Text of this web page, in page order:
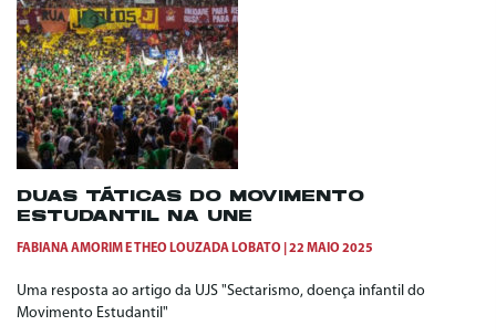
DUAS TÁTICAS DO MOVIMENTO
ESTUDANTIL NA UNE
FABIANA AMORIM ETHEO LOUZADA LOBATO 22 MAIO 2025
Uma resposta ao artigo da UJS "Sectarismo, doença infantil do
Movimento Estudantil"